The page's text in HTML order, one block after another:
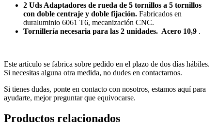
2 Uds Adaptadores de rueda de 5 tornillos a 5 tornillos
con doble centraje y doble fijación. Fabricados en
duraluminio 6061 T6, mecanización CNC.
Tornillería necesaria para las 2 unidades. Acero 10,9 .
Este artículo se fabrica sobre pedido en el plazo de dos días hábiles.
Si necesitas alguna otra medida, no dudes en contactarnos.
Si tienes dudas, ponte en contacto con nosotros, estamos aquí para
ayudarte, mejor preguntar que equivocarse.
Productos relacionados